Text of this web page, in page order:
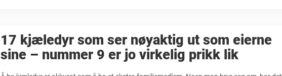
17 kjæledyr som ser nøyaktig ut som eierne
sine – nummer 9 er jo virkelig prikk lik